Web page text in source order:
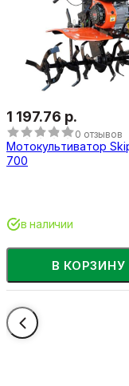
1 197.76 р.
0 отзывов
Мотокультиватор
700
В КОРЗИНУ
в наличии